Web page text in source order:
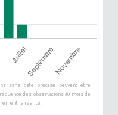
sans date précise peuvent être
des observations au mois de
la réalité.